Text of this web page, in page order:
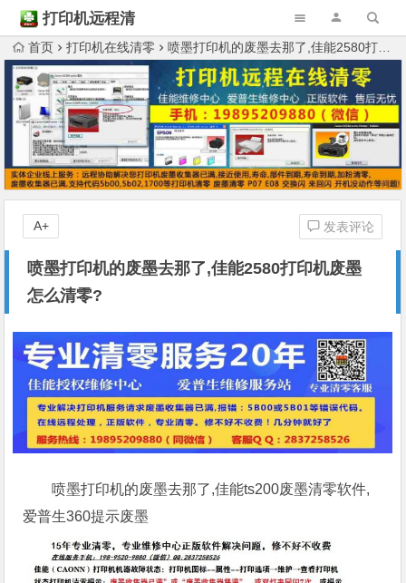
打印机远程清
零首页 打印机在线清零 喷墨打印机的废墨去那了,佳能2580打印机废墨怎么清零?
喷墨打印机的废墨去那了,佳能2580打印机废墨
怎么清零?
发表评论
A+
喷墨打印机的废墨去那了,佳能ts200废墨清零软件,
爱普生360提示废墨